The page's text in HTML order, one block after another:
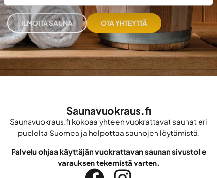
ILMOITA SAUNA OTA YHTEYTTÄ
Saunavuokraus.fi
Saunavuokraus.fi kokoaa yhteen vuokrattavat saunat eri
puolelta Suomea ja helpottaa saunojen löytämistä.
Palvelu ohjaa käyttäjän vuokrattavan saunan sivustolle
varauksen tekemistä varten.